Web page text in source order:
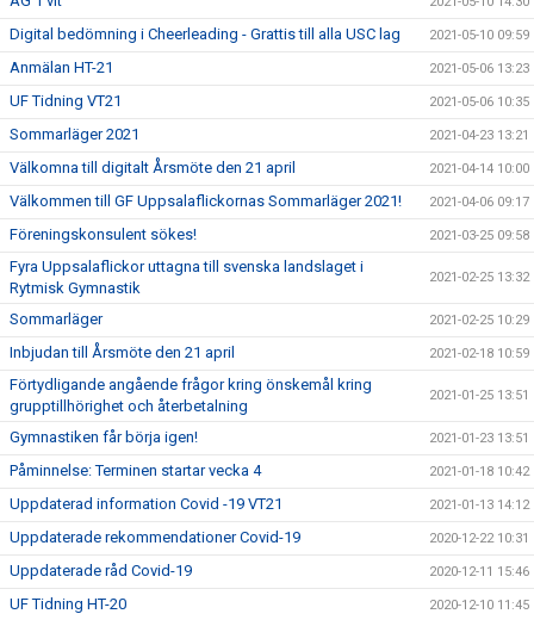
Digital bedömning i Cheerleading - Grattis till alla USC lag 2021-05-10 09:59
Anmälan HT-21 2021-05-06 13:23
UF Tidning VT21 2021-05-06 10:35
Sommarläger 2021 2021-04-23 13:21
Välkomna till digitalt Årsmöte den 21 april 2021-04-14 10:00
Välkommen till GF Uppsalaflickornas Sommarläger 2021! 2021-04-06 09:17
Föreningskonsulent sökes! 2021-03-25 09:58
Fyra Uppsalaflickor uttagna till svenska landslaget i
Rytmisk Gymnastik
2021-02-25 13:32
Sommarläger 2021-02-25 10:29
Inbjudan till Årsmöte den 21 april 2021-02-18 10:59
Förtydligande angående frågor kring önskemål kring
grupptillhörighet och återbetalning
2021-01-25 13:51
Gymnastiken får börja igen! 2021-01-23 13:51
Påminnelse: Terminen startar vecka 4 2021-01-18 10:42
Uppdaterad information Covid -19 VT21 2021-01-13 14:12
Uppdaterade rekommendationer Covid-19 2020-12-22 10:31
Uppdaterade råd Covid-19 2020-12-11 15:46
UF Tidning HT-20 2020-12-10 11:45